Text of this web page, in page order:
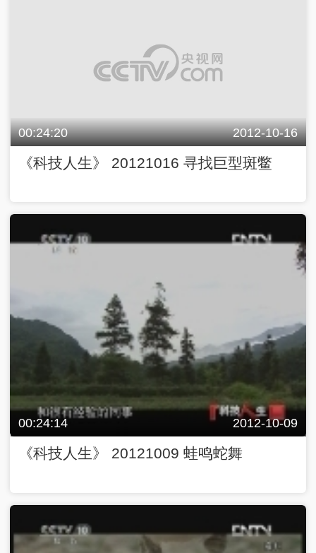
00:24:20 2012-10-16
《科技人生》 20121016 寻找巨型斑鳖
00:24:14 2012-10-09
《科技人生》 20121009 蛙鸣蛇舞